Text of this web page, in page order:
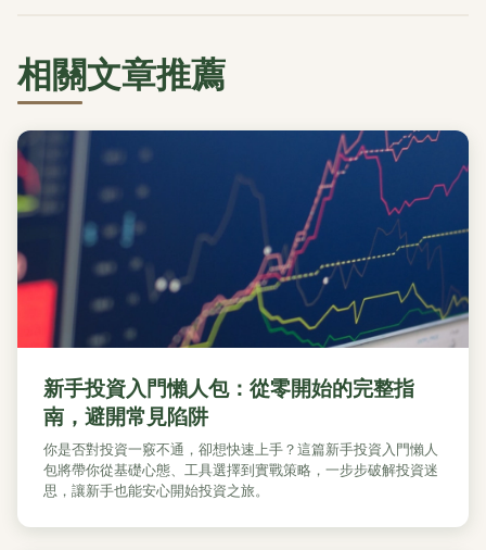
相關文章推薦
新手投資入門懶人包：從零開始的完整指
南，避開常見陷阱
你是否對投資一竅不通，卻想快速上手？這篇新手投資入門懶人
包將帶你從基礎心態、工具選擇到實戰策略，一步步破解投資迷
思，讓新手也能安心開始投資之旅。